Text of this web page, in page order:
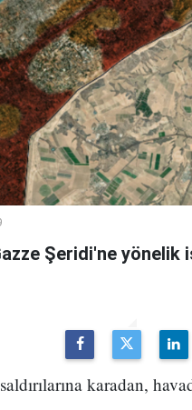
Şeridi'ne yönelik
karadan,